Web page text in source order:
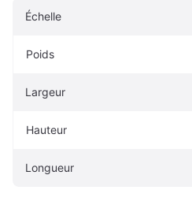
Échelle
Poids
Largeur
Hauteur
Longueur